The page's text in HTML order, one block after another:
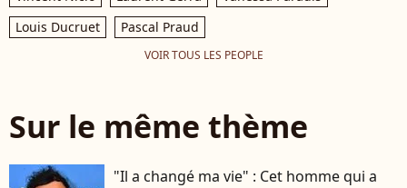
Louis Ducruet
Pascal Praud
VOIR TOUS LES PEOPLE
Sur le même thème
"Il a changé ma vie" : Cet homme qui a